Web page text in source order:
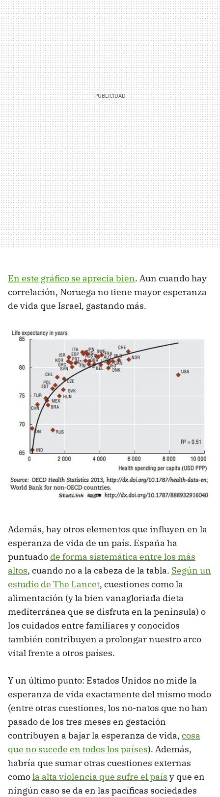
En este gráfico se aprecia bien. Aun cuando hay
correlación, Noruega no tiene mayor esperanza
de vida que Israel, gastando más.
Además, hay otros elementos que influyen en la
esperanza de vida de un país. España ha
puntuado de forma sistemática entre los más
altos, cuando no a la cabeza de la tabla. Según un
estudio de The Lancet, cuestiones como la
alimentación (y la bien vanagloriada dieta
mediterránea que se disfruta en la península) o
los cuidados entre familiares y conocidos
también contribuyen a prolongar nuestro arco
vital frente a otros países.
Y un último punto: Estados Unidos no mide la
esperanza de vida exactamente del mismo modo
(entre otras cuestiones, los no-natos que no han
pasado de los tres meses en gestación
contribuyen a bajar la esperanza de vida, cosa
que no sucede en todos los países). Además,
habría que sumar otras cuestiones externas
comola alta violencia que sufre el país y que en
ningún caso se da en las pacíficas sociedades